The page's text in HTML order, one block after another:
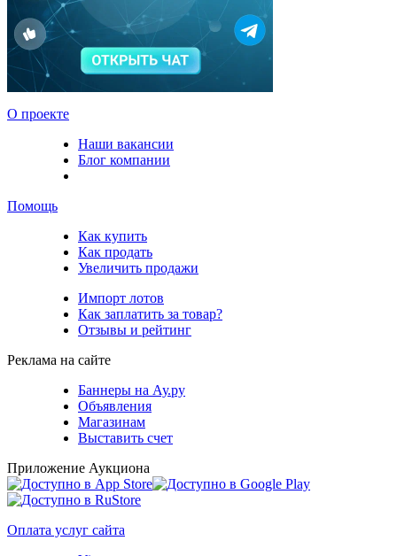
О проекте
Наши вакансии
Блог компании
Помощь
Как купить
Как продать
Увеличить продажи
Импорт лотов
Как заплатить за товар?
Отзывы и рейтинг
Реклама на сайте
Баннеры на Ау.ру
Объявления
Магазинам
Выставить счет
Приложение Аукциона
Оплата услуг сайта